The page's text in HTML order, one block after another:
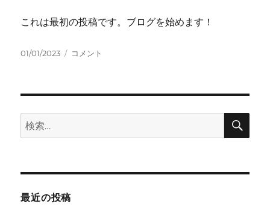
これは最初の投稿です。ブログを始めます！
投
01/01/2023
Hello
コメント
検
索:
検
最近の投稿